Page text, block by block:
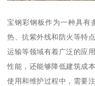
宝钢彩钢板作为一种具有
热、抗紫外线和防火等特
运输等领域有着广泛的应
性能，还能够降低建筑成
使用和维护过程中，需要